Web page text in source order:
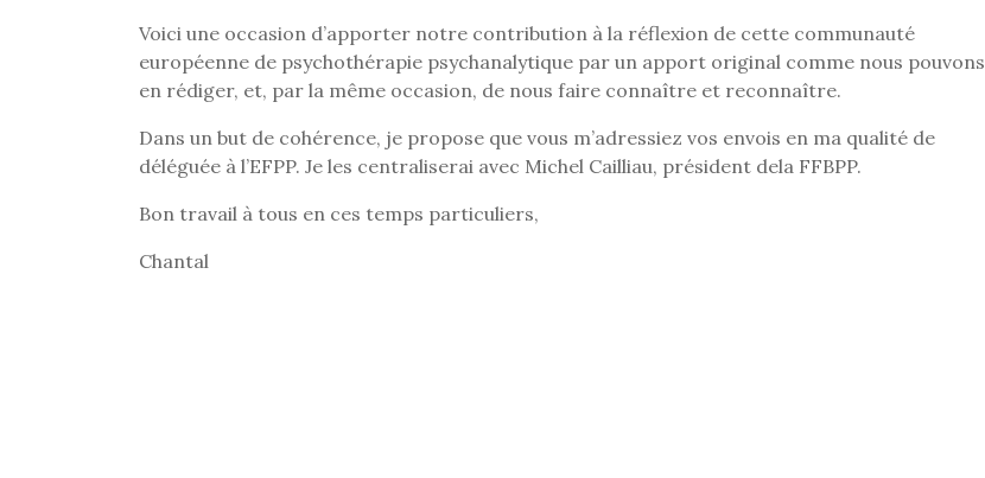
Voici une occasion d’apporter notre contribution à la réflexion de cette communauté
européenne de psychothérapie psychanalytique par un apport original comme nous pouvons
en rédiger, et, par la même occasion, de nous faire connaître et reconnaître.
Dans un but de cohérence, je propose que vous m’adressiez vos envois en ma qualité de
déléguée à l’EFPP. Je les centraliserai avec Michel Cailliau, président dela FFBPP.
Bon travail à tous en ces temps particuliers,
Chantal